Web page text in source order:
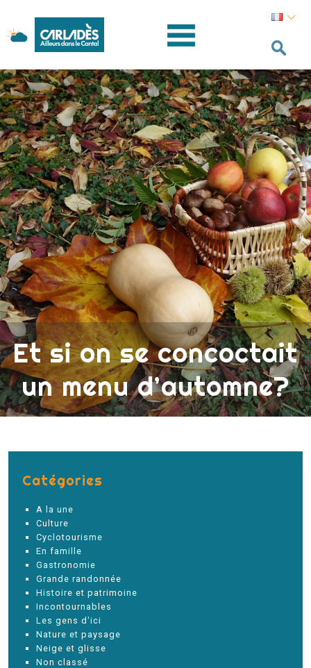
Et si on se concoctait
un menu d’automne?
Catégories
A la une
Culture
Cyclotourisme
En famille
Gastronomie
Grande randonnée
Histoire et patrimoine
Incontournables
Les gens d'ici
Nature et paysage
Neige et glisse
Non classé